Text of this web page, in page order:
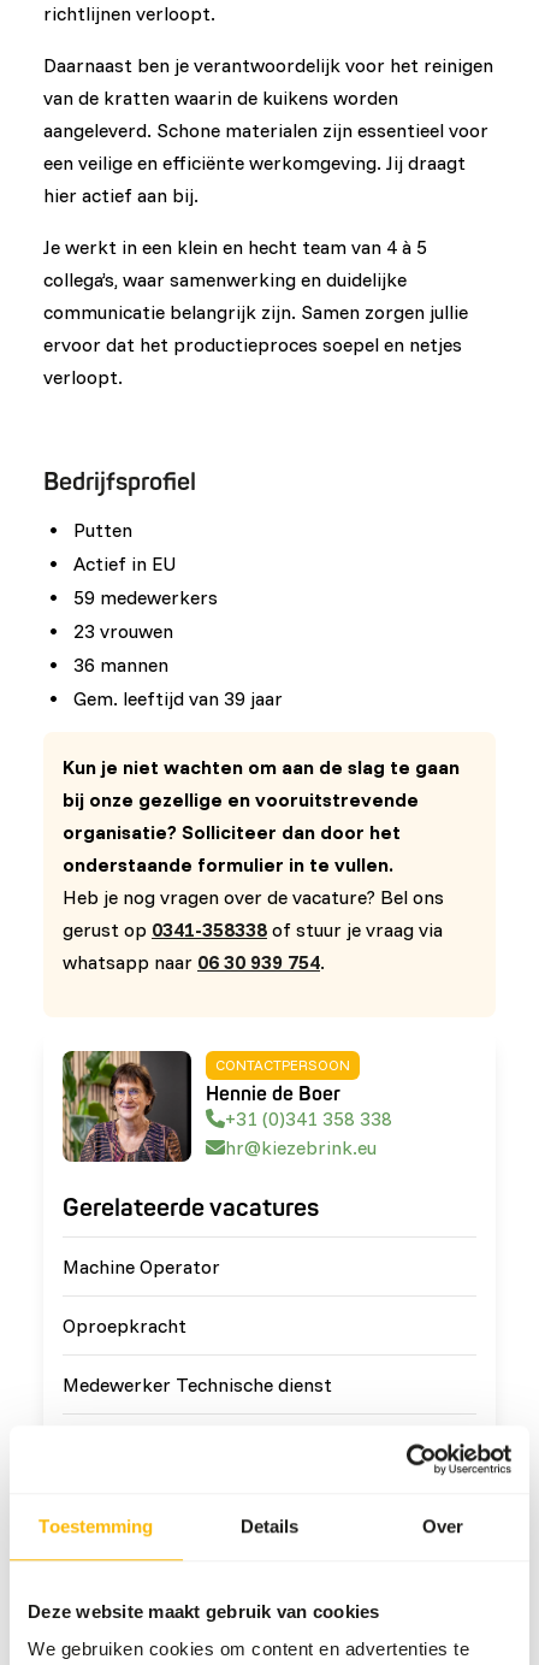
Toestemming Details Over
Deze website maakt gebruik van cookies
We gebruiken cookies om content en advertenties te
CONTACTPERSOON
Hennie de Boer
+31 (0)341 358 338
hr@kiezebrink.eu
Gerelateerde vacatures
Machine Operator
Oproepkracht
Medewerker Technische dienst
Bekijk alle vacatures
richtlijnen verloopt.
Daarnaast ben je verantwoordelijk voor het reinigen
van de kratten waarin de kuikens worden
aangeleverd. Schone materialen zijn essentieel voor
een veilige en efficiënte werkomgeving. Jij draagt
hier actief aan bij.
Je werkt in een klein en hecht team van 4 à 5
collega’s, waar samenwerking en duidelijke
communicatie belangrijk zijn. Samen zorgen jullie
ervoor dat het productieproces soepel en netjes
verloopt.
Bedrijfsprofiel
Putten
Actief in EU
59 medewerkers
23 vrouwen
36 mannen
Gem. leeftijd van 39 jaar
Kun je niet wachten om aan de slag te gaan
bij onze gezellige en vooruitstrevende
organisatie? Solliciteer dan door het
onderstaande formulier in te vullen.
Heb je nog vragen over de vacature? Bel ons
gerust op 0341-358338 of stuur je vraag via
whatsapp naar 06 30 939 754.